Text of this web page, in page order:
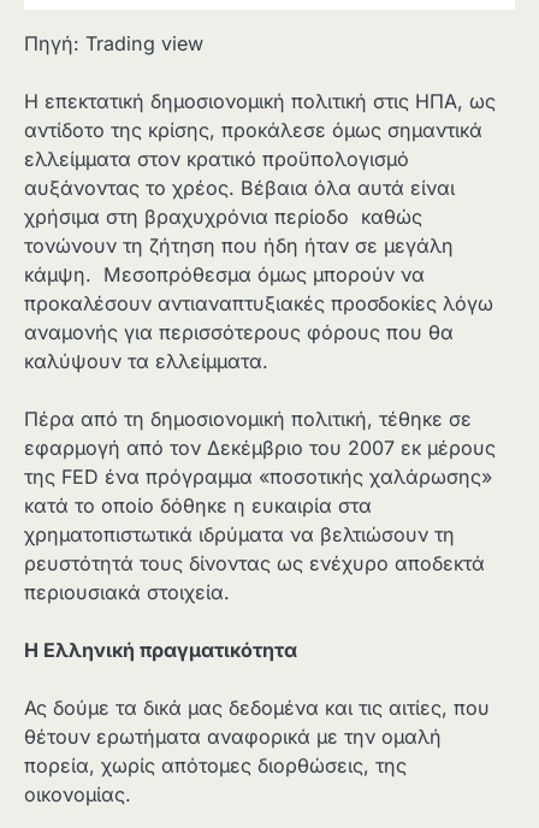
Πηγή: Trading view
Η επεκτατική δημοσιονομική πολιτική στις ΗΠΑ, ως
αντίδοτο της κρίσης, προκάλεσε όμως σημαντικά
ελλείμματα στον κρατικό προϋπολογισμό
αυξάνοντας το χρέος. Βέβαια όλα αυτά είναι
χρήσιμα στη βραχυχρόνια περίοδο καθώς
τονώνουν τη ζήτηση που ήδη ήταν σε μεγάλη
κάμψη. Μεσοπρόθεσμα όμως μπορούν να
προκαλέσουν αντιαναπτυξιακές προσδοκίες λόγω
αναμονής για περισσότερους φόρους που θα
καλύψουν τα ελλείμματα.
Πέρα από τη δημοσιονομική πολιτική, τέθηκε σε
εφαρμογή από τον Δεκέμβριο του 2007 εκ μέρους
της FED ένα πρόγραμμα «ποσοτικής χαλάρωσης»
κατά το οποίο δόθηκε η ευκαιρία στα
χρηματοπιστωτικά ιδρύματα να βελτιώσουν τη
ρευστότητά τους δίνοντας ως ενέχυρο αποδεκτά
περιουσιακά στοιχεία.
Η Ελληνική πραγματικότητα
Ας δούμε τα δικά μας δεδομένα και τις αιτίες, που
θέτουν ερωτήματα αναφορικά με την ομαλή
πορεία, χωρίς απότομες διορθώσεις, της
οικονομίας.